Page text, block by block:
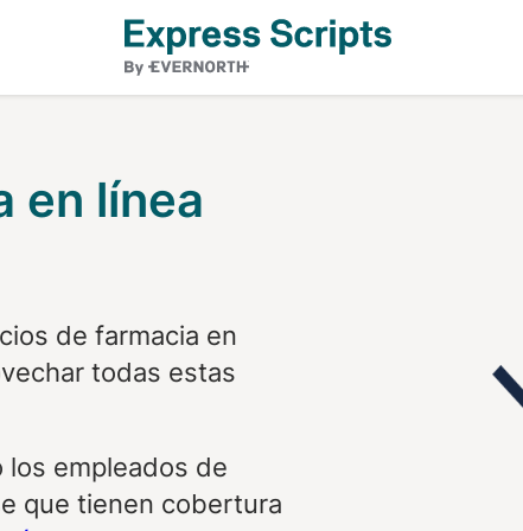
en línea
de farmacia en
todas estas
los empleados de
que tienen cobertura